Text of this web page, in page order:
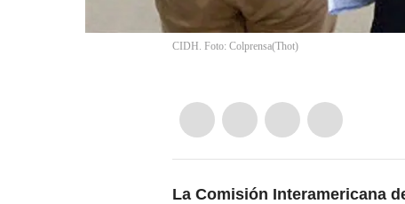
CIDH. Foto: Colprensa(Thot)
La Comisión Interamericana